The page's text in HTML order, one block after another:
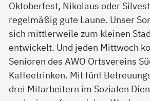
Oktoberfest, Nikolaus oder
regelmäßig gute Laune. Unser
sich mittlerweile zum kleinen
entwickelt. Und jeden Mittwoch
Senioren des AWO Ortsvereins
Kaffeetrinken. Mit fünf
drei Mitarbeitern im Sozialen